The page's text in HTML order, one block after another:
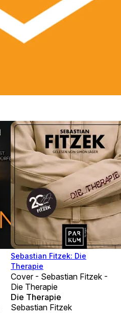
Sebastian Fitzek: Die
Therapie
Cover - Sebastian Fitzek -
Die Therapie
Die Therapie
Sebastian Fitzek